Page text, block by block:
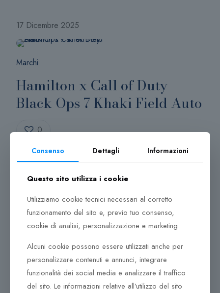
17 Dicembre 2025
Marchi
Hamilton x Call of Duty
Black Ops 7 Khaki Field Auto
0
Leggi altro
17 Novembre 2025
Consenso Dettagli Informazioni
Questo sito utilizza i cookie
Utilizziamo cookie tecnici necessari al corretto
funzionamento del sito e, previo tuo consenso,
cookie di analisi, personalizzazione e marketing.
Alcuni cookie possono essere utilizzati anche per
personalizzare contenuti e annunci, integrare
funzionalità dei social media e analizzare il traffico
del sito. Le informazioni relative all’utilizzo del sito